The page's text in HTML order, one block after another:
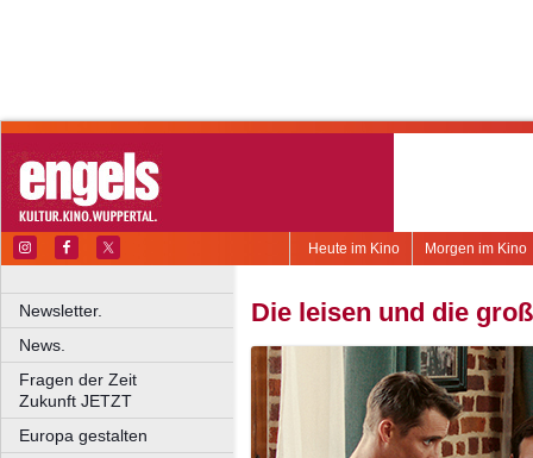
Morgen im Kino
Heute im Kino
Newsletter.
News.
Fragen der Zeit
Zukunft JETZT
Europa gestalten
Die leisen und die